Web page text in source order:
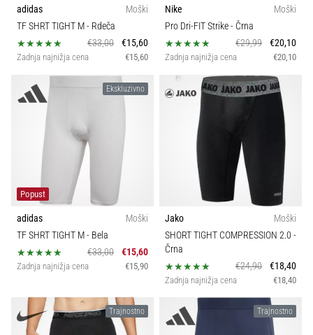
na
ženski
EURO
2025
uradnimi
dresi
kopačkami
adidas
in
PUMA.
Bodi
del
vsake
tekme,
Tehnologija
adidas
Moški
TF SHRT TIGHT M- Rdeča
€33,00
€15,60
Zadnja najnižja cena €15,60
Nike
Moški
Pro Dri-FIT Strike- Črna
€29,99
€20,10
Zadnja najnižja cena €20,10
Ekskluzivno
Popust
adidas
Moški
TF SHRT TIGHT M- Bela
€33,00
€15,60
Zadnja najnižja cena €15,90
Jako
Moški
SHORT TIGHT COMPRESSION 2.0 -
Črna
€24,90
€18,40
Zadnja najnižja cena €18,40
Trajnostno Trajnostno